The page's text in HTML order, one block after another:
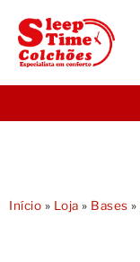
Bases
Início » Loja » Bases »